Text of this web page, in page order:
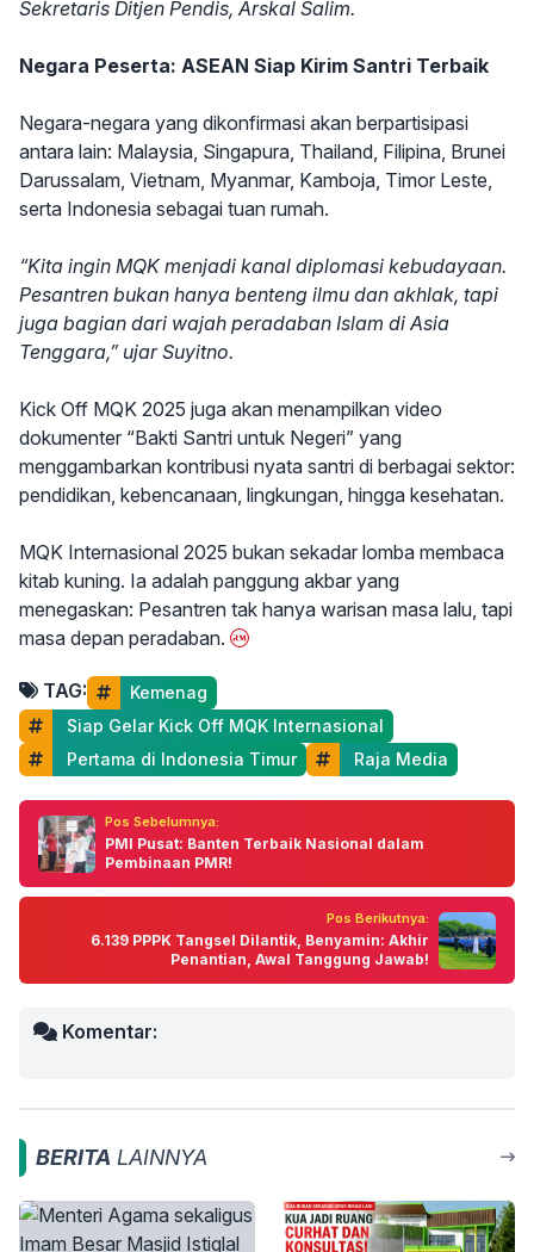
Sekretaris Ditjen Pendis, Arskal Salim.
Negara Peserta: ASEAN Siap Kirim Santri Terbaik
Negara-negara yang dikonfirmasi akan berpartisipasi
antara lain: Malaysia, Singapura, Thailand, Filipina, Brunei
Darussalam, Vietnam, Myanmar, Kamboja, Timor Leste,
serta Indonesia sebagai tuan rumah.
“Kita ingin MQK menjadi kanal diplomasi kebudayaan.
Pesantren bukan hanya benteng ilmu dan akhlak, tapi
juga bagian dari wajah peradaban Islam di Asia
Tenggara,” ujar Suyitno.
Kick Off MQK 2025 juga akan menampilkan video
dokumenter “Bakti Santri untuk Negeri” yang
menggambarkan kontribusi nyata santri di berbagai sektor:
pendidikan, kebencanaan, lingkungan, hingga kesehatan.
MQK Internasional 2025 bukan sekadar lomba membaca
kitab kuning. Ia adalah panggung akbar yang
menegaskan: Pesantren tak hanya warisan masa lalu, tapi
masa depan peradaban.
TAG:
Kemenag
Siap Gelar Kick Off MQK Internasional
Pertama di Indonesia Timur
Raja Media
Pos Sebelumnya:
PMI Pusat: Banten Terbaik Nasional dalam
Pembinaan PMR!
Pos Berikutnya:
6.139 PPPK Tangsel Dilantik, Benyamin: Akhir
Penantian, Awal Tanggung Jawab!
Komentar:
BERITA LAINNYA